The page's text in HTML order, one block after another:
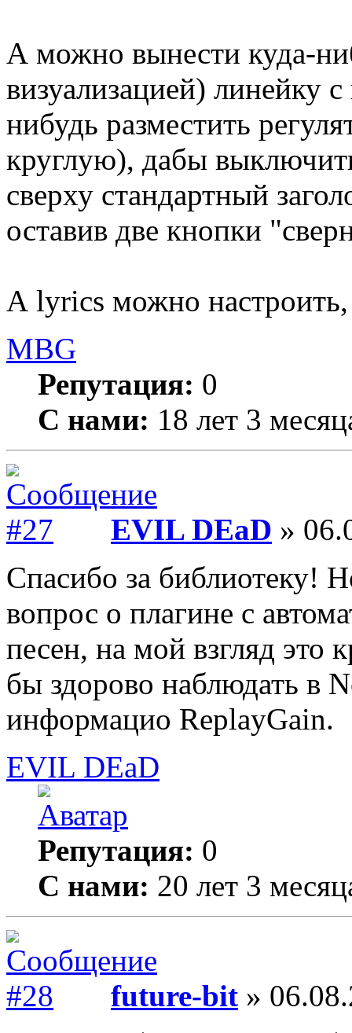
А можно вынести куда-
визуализацией) линейку
нибудь разместить
круглую), дабы
сверху стандартный
оставив две кнопки
А lyrics можно настроить,
MBG
Репутация: 0
С нами: 18 лет 3
EVIL DEaD »
Спасибо за библиотеку!
вопрос о плагине с
песен, на мой взгляд
бы здорово наблюдать в
информацио ReplayGain.
EVIL DEaD
Репутация: 0
С нами: 20 лет 3
future-bit »